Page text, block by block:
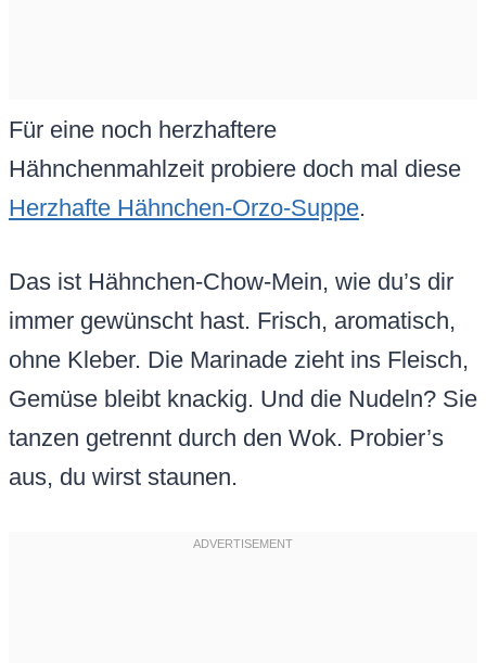
Für eine noch herzhaftere
Hähnchenmahlzeit probiere doch mal diese
Herzhafte Hähnchen-Orzo-Suppe.
Das ist Hähnchen-Chow-Mein, wie du’s dir
immer gewünscht hast. Frisch, aromatisch,
ohne Kleber. Die Marinade zieht ins Fleisch,
Gemüse bleibt knackig. Und die Nudeln? Sie
tanzen getrennt durch den Wok. Probier’s
aus, du wirst staunen.